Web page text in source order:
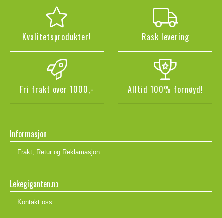
Kvalitetsprodukter! Rask levering
Fri frakt over 1000,- Alltid 100% fornøyd!
Informasjon
Frakt, Retur og Reklamasjon
Lekegiganten.no
Kontakt oss